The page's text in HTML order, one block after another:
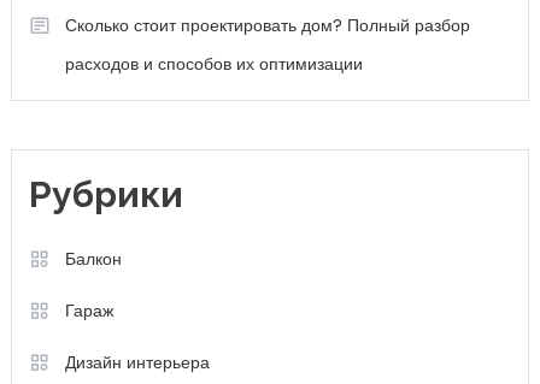
Сколько стоит проектировать дом? Полный разбор
расходов и способов их оптимизации
Рубрики
Балкон
Гараж
Дизайн интерьера